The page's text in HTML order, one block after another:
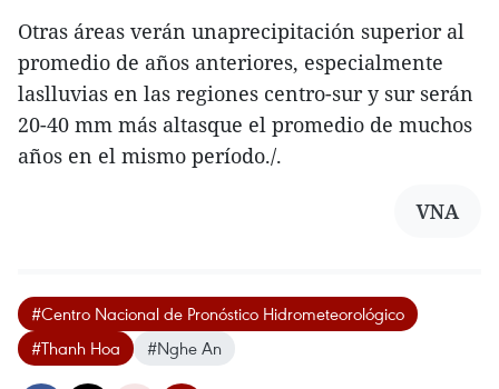
Otras áreas verán unaprecipitación superior al
promedio de años anteriores, especialmente
laslluvias en las regiones centro-sur y sur serán
20-40 mm más altasque el promedio de muchos
años en el mismo período./.
VNA
#Centro Nacional de Pronóstico Hidrometeorológico
#Thanh Hoa
#Nghe An